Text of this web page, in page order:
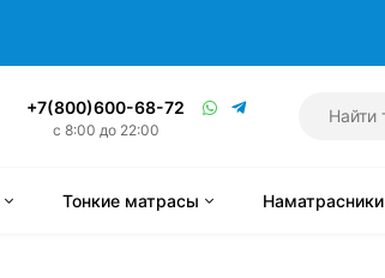
+7(800)600-68-72
с 8:00 до 22:00
Тонкие матрасы Наматрасники